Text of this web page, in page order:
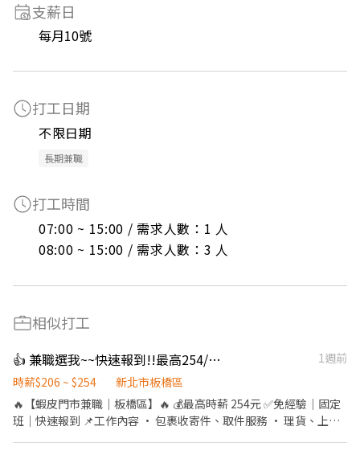
支薪日
每月10號
打工日期
不限日期
長期兼職
打工時間
07:00 ~ 15:00 / 需求人數：1 人
08:00 ~ 15:00 / 需求人數：3 人
相似打工
👍 兼職選我~~快速報到!!最高254/板橋/打工
1週前
時薪$206 ~ $254
新北市板橋區
🔥【蝦皮門市兼職｜板橋區】🔥 💰最高時薪 254元 ✅免經驗｜固定
班｜快速報到 📌工作內容 • 包裹收寄件、取件服務 • 理貨、上